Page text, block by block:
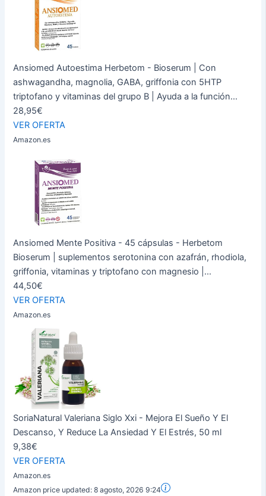
Ansiomed Autoestima Herbetom - Bioserum | Con
ashwagandha, magnolia, GABA, griffonia con 5HTP
triptofano y vitaminas del grupo B | Ayuda a la función...
28,95€
VER OFERTA
Amazon.es
Ansiomed Mente Positiva - 45 cápsulas - Herbetom
Bioserum | suplementos serotonina con azafrán, rhodiola,
griffonia, vitaminas y triptofano con magnesio |...
44,50€
VER OFERTA
Amazon.es
SoriaNatural Valeriana Siglo Xxi - Mejora El Sueño Y El
Descanso, Y Reduce La Ansiedad Y El Estrés, 50 ml
9,38€
VER OFERTA
Amazon.es
Amazon price updated:8 agosto, 2026 9:24